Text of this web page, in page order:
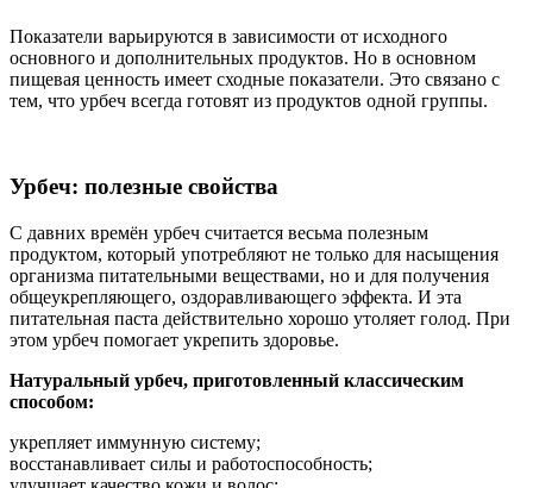
Показатели варьируются в зависимости от исходного
основного и дополнительных продуктов. Но в основном
пищевая ценность имеет сходные показатели. Это связано с
тем, что урбеч всегда готовят из продуктов одной группы.
Урбеч: полезные свойства
С давних времён урбеч считается весьма полезным
продуктом, который употребляют не только для насыщения
организма питательными веществами, но и для получения
общеукрепляющего, оздоравливающего эффекта. И эта
питательная паста действительно хорошо утоляет голод. При
этом урбеч помогает укрепить здоровье.
Натуральный урбеч, приготовленный классическим
способом:
укрепляет иммунную систему;
восстанавливает силы и работоспособность;